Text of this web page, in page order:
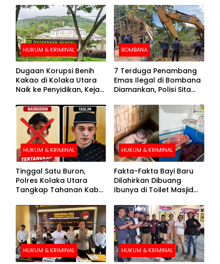
HUKUM & KRIMINAL
Dugaan Korupsi Benih
Kakao di Kolaka Utara
Naik ke Penyidikan, Kejari
BOMBANA
7 Terduga Penambang
Emas Ilegal di Bombana
Diamankan, Polisi Sita
Crusher
HUKUM & KRIMINAL
Tinggal Satu Buron,
Polres Kolaka Utara
Tangkap Tahanan Kabur
Pengejaran
HUKUM & KRIMINAL
Fakta-Fakta Bayi Baru
Dilahirkan Dibuang
Ibunya di Toilet Masjid
HUKUM & KRIMINAL HUKUM & KRIMINAL